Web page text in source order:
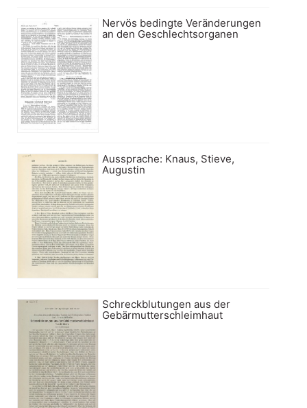
Nervös bedingte Veränderungen
an den Geschlechtsorganen
Aussprache: Knaus, Stieve,
Augustin
Schreckblutungen aus der
Gebärmutterschleimhaut